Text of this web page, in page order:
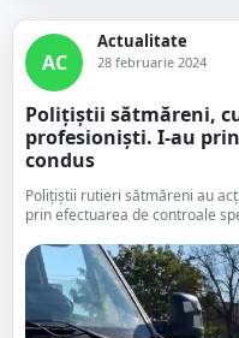
AC
Actualitate
28 februarie 2024
Polițiștii sătmăreni,
profesioniști. I-au
condus
Polițiștii rutieri sătmăreni au
prin efectuarea de controale